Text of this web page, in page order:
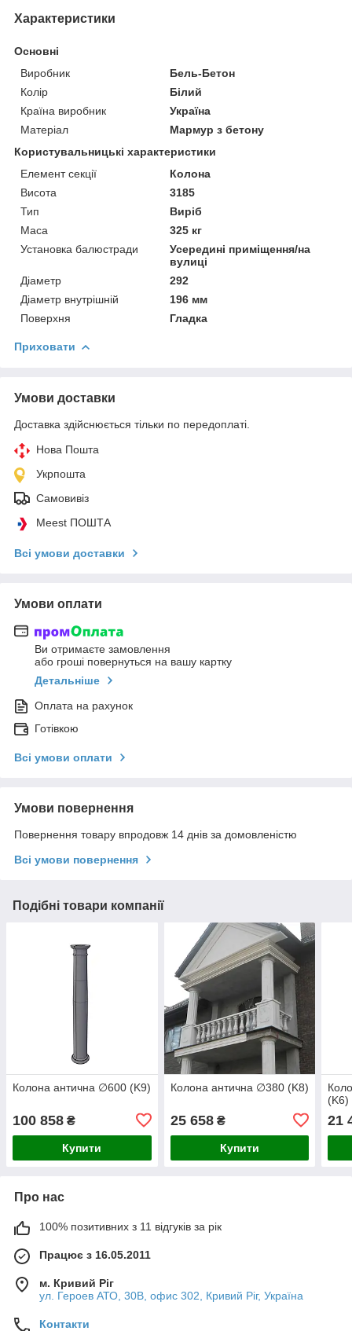
Характеристики
Основні
Виробник
Бель-Бетон
Колір
Білий
Країна виробник
Україна
Матеріал
Мармур з бетону
Користувальницькі характеристики
Елемент секції
Колона
Висота
3185
Тип
Виріб
Маса
325 кг
Установка балюстради
Усередині приміщення/на
вулиці
Діаметр
292
Діаметр внутрішній
196 мм
Поверхня
Гладка
Приховати
Умови доставки
Доставка здійснюється тільки по передоплаті.
Нова Пошта
Укрпошта
Самовивіз
Meest ПОШТА
Всі умови доставки
Умови оплати
Ви отримаєте замовлення
або гроші повернуться на вашу картку
Детальніше
Оплата на рахунок
Готівкою
Всі умови оплати
Умови повернення
Повернення товару впродовж 14 днів за домовленістю
Всі умови повернення
Подібні товари компанії
Колона антична ∅600 (K9)
100 858 ₴
Купити
Колона антична ∅380 (K8)
25 658₴
Купити
(K6)
21
Про нас
100% позитивних з 11 відгуків за рік
Працює з 16.05.2011
м. Кривий Ріг
ул. Героев АТО, 30В, офис 302, Кривий Ріг, Україна
Контакти